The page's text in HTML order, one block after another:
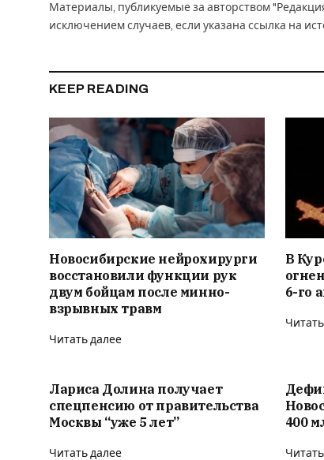
Материалы, публикуемые за авторством
исключением случаев, если указана ссылка на
KEEP READING
Новосибирские нейрохирурги
восстановили функции рук
двум бойцам после минно-
взрывных травм
Читать далее
В
6-го
Лариса Долина получает
спецпенсию от правительства
Москвы “уже 5 лет”
Читать далее
400